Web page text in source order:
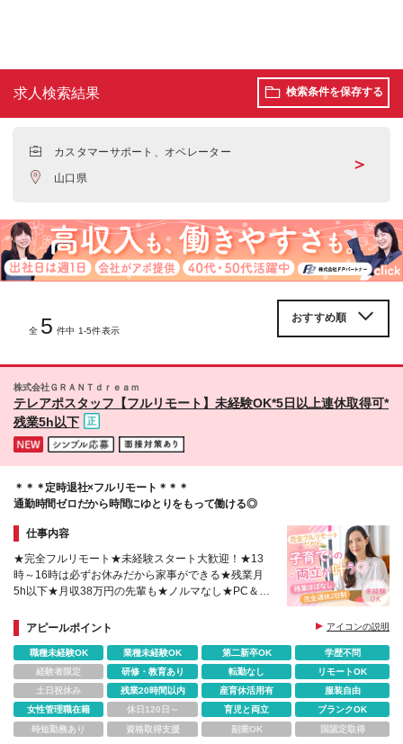
求人検索結果 検索条件を保存する
カスタマーサポート、オペレーター
山口県
＞
全 5 件中 1-5件表示
株式会社ＧＲＡＮＴｄｒｅａｍ
テレアポスタッフ【フルリモート】未経験OK*5日以上連休取得可*
残業5h以下
＊＊＊定時退社×フルリモート＊＊＊
通勤時間ゼロだから時間にゆとりをもって働ける◎
仕事内容
★完全フルリモート★未経験スタート大歓迎！★13
時～16時は必ずお休みだから家事ができる★残業月
5h以下★月収38万円の先輩も★ノルマなし★PC＆ヘ
★ブランクもOK
アピールポイント アイコンの説明
職種未経験OK 業種未経験OK 第二新卒OK
学歴不問
経験者限定
研修・教育あり 転勤なし
リモートOK
土日祝休み
残業20時間以内 産育休活用有
服装自由
女性管理職在籍
休日120日～ 育児と両立
ブランクOK
時短勤務あり
資格取得支援 副業OK 国認定取得